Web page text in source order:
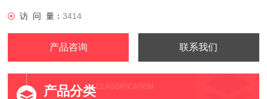
访 问 量：3414
产品咨询 联系我们
产品分类CLASSIFICATION